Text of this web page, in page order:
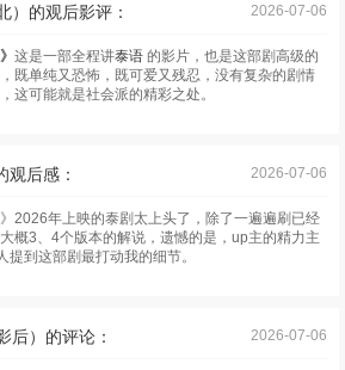
2026-07-06
）的观后影评：
这是一部全程讲泰语 的影片，也是这部剧高级的
既单纯又恐怖，既可爱又残忍，没有复杂的剧情
这可能就是社会派的精彩之处。
2026-07-06
后感：
2026年上映的泰剧太上头了，除了一遍遍刷已经
概3、4个版本的解说，遗憾的是，up主的精力主
提到这部剧最打动我的细节。
2026-07-06
后）的评论：